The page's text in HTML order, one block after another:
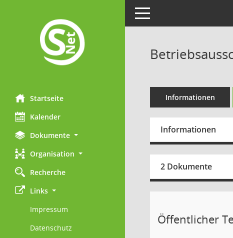
Startseite
Kalender
Dokumente
Organisation
Recherche
Links
Impressum
Datenschutz
Toggle navigation
Informationen
Informationen
2 Dokumente
Öffentlicher